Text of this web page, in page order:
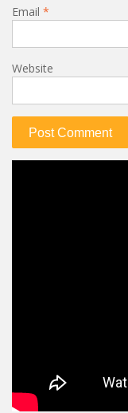
Email *
Website